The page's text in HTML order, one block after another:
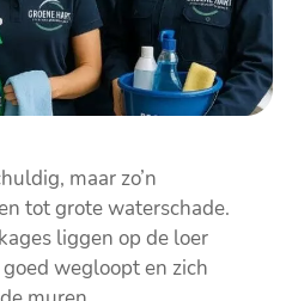
maar zo’n
tot grote waterschade.
liggen op de loer
wegloopt en zich